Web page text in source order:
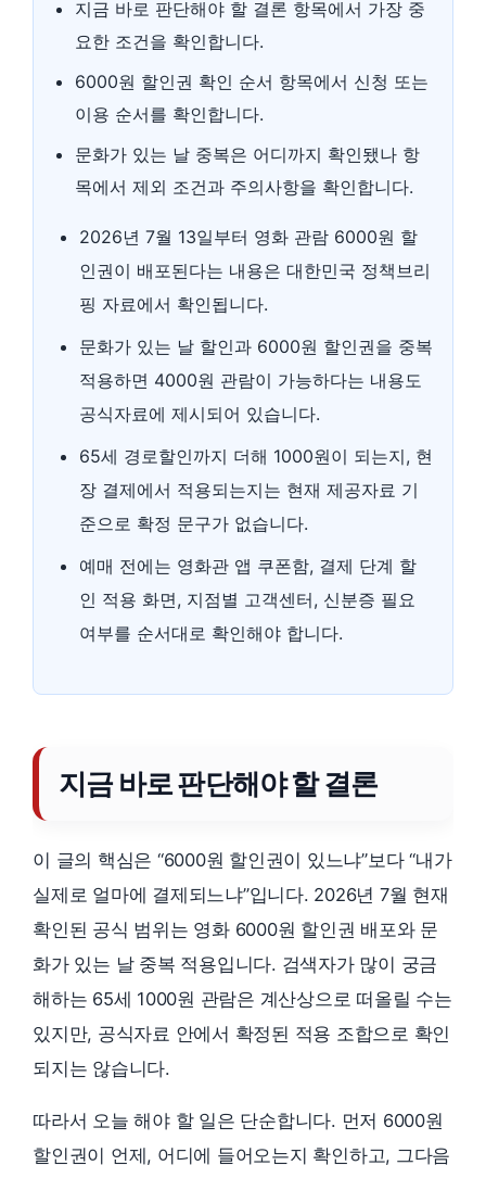
지금 바로 판단해야 할 결론 항목에서 가장 중
요한 조건을 확인합니다.
6000원 할인권 확인 순서 항목에서 신청 또는
이용 순서를 확인합니다.
문화가 있는 날 중복은 어디까지 확인됐나 항
목에서 제외 조건과 주의사항을 확인합니다.
2026년 7월 13일부터 영화 관람 6000원 할
인권이 배포된다는 내용은 대한민국 정책브리
핑 자료에서 확인됩니다.
문화가 있는 날 할인과 6000원 할인권을 중복
적용하면 4000원 관람이 가능하다는 내용도
공식자료에 제시되어 있습니다.
65세 경로할인까지 더해 1000원이 되는지, 현
장 결제에서 적용되는지는 현재 제공자료 기
준으로 확정 문구가 없습니다.
예매 전에는 영화관 앱 쿠폰함, 결제 단계 할
인 적용 화면, 지점별 고객센터, 신분증 필요
여부를 순서대로 확인해야 합니다.
지금 바로 판단해야 할 결론
이 글의 핵심은 “6000원 할인권이 있느냐”보다 “내가
실제로 얼마에 결제되느냐”입니다. 2026년 7월 현재
확인된 공식 범위는 영화 6000원 할인권 배포와 문
화가 있는 날 중복 적용입니다. 검색자가 많이 궁금
해하는 65세 1000원 관람은 계산상으로 떠올릴 수는
있지만, 공식자료 안에서 확정된 적용 조합으로 확인
되지는 않습니다.
따라서 오늘 해야 할 일은 단순합니다. 먼저 6000원
할인권이 언제, 어디에 들어오는지 확인하고, 그다음